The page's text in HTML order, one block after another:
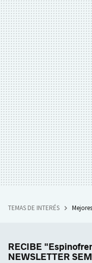
TEMAS DE INTERÉS
RECIBE
NEWSLETTER